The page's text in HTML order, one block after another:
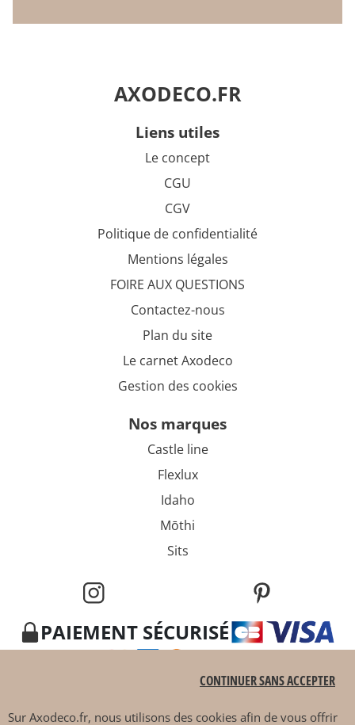
AXODECO.FR
liens utiles
Le concept
CGU
CGV
Politique de confidentialité
Mentions légales
FOIRE AUX QUESTIONS
Contactez-nous
Plan du site
Le carnet Axodeco
Gestion des cookies
nos marques
Castle line
Flexlux
Idaho
Mōthi
Sits
PAIEMENT SÉCURISÉ
Sur Axodeco.fr, nous utilisons des cookies afin de vous offrir
CONTINUER SANS ACCEPTER